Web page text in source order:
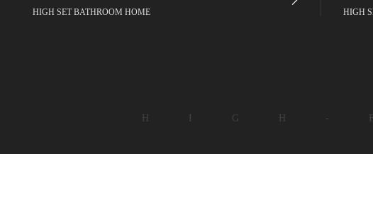
HIGH SET BATHROOM HOME HIGH
H I G H -